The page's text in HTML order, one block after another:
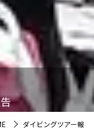
ダイビングツアー報告